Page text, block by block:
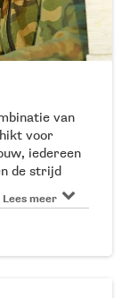
van
voor
iedereen
de strijd
band en
kun
paintball-
baan -
Lees meer